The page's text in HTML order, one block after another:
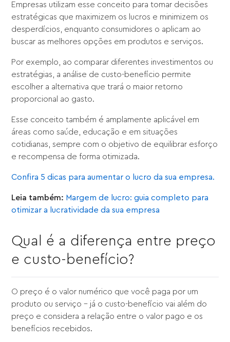
Empresas utilizam esse conceito para tomar decisões
estratégicas que maximizem os lucros e minimizem os
desperdícios, enquanto consumidores o aplicam ao
buscar as melhores opções em produtos e serviços.
Por exemplo, ao comparar diferentes investimentos ou
estratégias, a análise de custo-benefício permite
escolher a alternativa que trará o maior retorno
proporcional ao gasto.
Esse conceito também é amplamente aplicável em
áreas como saúde, educação e em situações
cotidianas, sempre com o objetivo de equilibrar esforço
e recompensa de forma otimizada.
Confira 5 dicas para aumentar o lucro da sua empresa.
Leia também: Margem de lucro: guia completo para
otimizar a lucratividade da sua empresa
Qual é a diferença entre preço
e custo-benefício?
O preço é o valor numérico que você paga por um
produto ou serviço – já o custo-benefício vai além do
preço e considera a relação entre o valor pago e os
benefícios recebidos.